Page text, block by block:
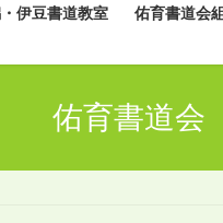
伊豆書道教室 佑育書道会
佑育書道会